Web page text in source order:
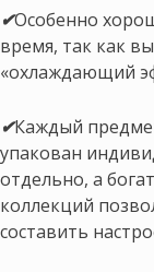
✔Особенно
время, так как
«охлаждающий
✔Каждый
упакован
отдельно, а
коллекций
составить